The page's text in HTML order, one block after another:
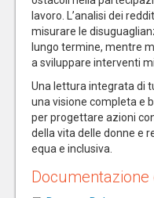
lavoro. L’analisi dei
misurare le
lungo termine, mentre
a sviluppare interventi
Una lettura integrata di
una visione completa e
per progettare azioni
della vita delle donne e
equa e inclusiva.
Documentazione